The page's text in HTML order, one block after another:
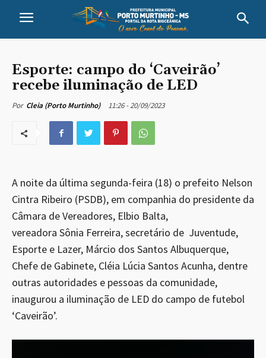
Esporte: campo do ‘Caveirão’
recebe iluminação de LED
Por Cleia (Porto Murtinho) 11:26 - 20/09/2023
A noite da última segunda-feira (18) o prefeito Nelson
Cintra Ribeiro (PSDB), em companhia do presidente da
Câmara de Vereadores, Elbio Balta,
vereadora Sônia Ferreira, secretário de Juventude,
Esporte e Lazer, Márcio dos Santos Albuquerque,
Chefe de Gabinete, Cléia Lúcia Santos Acunha, dentre
outras autoridades e pessoas da comunidade,
inaugurou a iluminação de LED do campo de futebol
‘Caveirão’.